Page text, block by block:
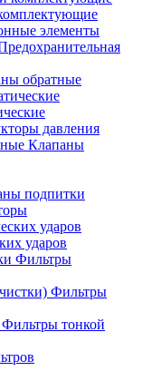
элементы
обратные
давления
Клапаны
подпитки
ударов
Фильтры
Фильтры
Фильтры тонкой